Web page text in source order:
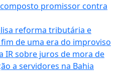
promissor contra
reforma tributária e
de uma era do improviso
IR sobre juros de mora de
a servidores na Bahia